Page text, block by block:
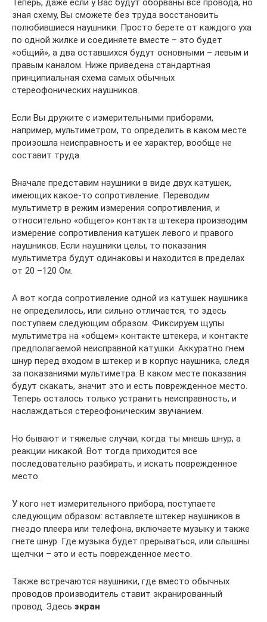
Теперь, даже если у Вас будут оборваны все провода, но
зная схему, Вы сможете без труда восстановить
полюбившиеся наушники. Просто берете от каждого уха
по одной жилке и соединяете вместе – это будет
«общий», а два оставшихся будут основными – левым и
правым каналом. Ниже приведена стандартная
принципиальная схема самых обычных
стереофонических наушников.
Если Вы дружите с измерительными приборами,
например, мультиметром, то определить в каком месте
произошла неисправность и ее характер, вообще не
составит труда.
Вначале представим наушники в виде двух катушек,
имеющих какое-то сопротивление. Переводим
мультиметр в режим измерения сопротивления, и
относительно «общего» контакта штекера производим
измерение сопротивления катушек левого и правого
наушников. Если наушники целы, то показания
мультиметра будут одинаковы и находится в пределах
от 20 –120 Ом.
А вот когда сопротивление одной из катушек наушника
не определилось, или сильно отличается, то здесь
поступаем следующим образом. Фиксируем щупы
мультиметра на «общем» контакте штекера, и контакте
предполагаемой неисправной катушки. Аккуратно гнем
шнур перед входом в штекер и в корпус наушника, следя
за показаниями мультиметра. В каком месте показания
будут скакать, значит это и есть поврежденное место.
Теперь осталось только устранить неисправность, и
наслаждаться стереофоническим звучанием.
Но бывают и тяжелые случаи, когда ты мнешь шнур, а
реакции никакой. Вот тогда приходится все
последовательно разбирать, и искать поврежденное
место.
У кого нет измерительного прибора, поступаете
следующим образом: вставляете штекер наушников в
гнездо плеера или телефона, включаете музыку и также
гнете шнур. Где музыка будет прерываться, или слышны
щелчки – это и есть поврежденное место.
Также встречаются наушники, где вместо обычных
проводов производитель ставит экранированный
провод. Здесь экран